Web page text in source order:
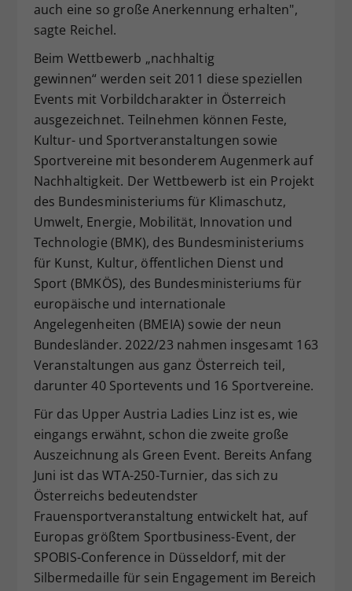
auch eine so große Anerkennung erhalten",
sagte Reichel.
Beim Wettbewerb „nachhaltig
gewinnen“ werden seit 2011 diese speziellen
Events mit Vorbildcharakter in Österreich
ausgezeichnet. Teilnehmen können Feste,
Kultur- und Sportveranstaltungen sowie
Sportvereine mit besonderem Augenmerk auf
Nachhaltigkeit. Der Wettbewerb ist ein Projekt
des Bundesministeriums für Klimaschutz,
Umwelt, Energie, Mobilität, Innovation und
Technologie (BMK), des Bundesministeriums
für Kunst, Kultur, öffentlichen Dienst und
Sport (BMKÖS), des Bundesministeriums für
europäische und internationale
Angelegenheiten (BMEIA) sowie der neun
Bundesländer. 2022/23 nahmen insgesamt 163
Veranstaltungen aus ganz Österreich teil,
darunter 40 Sportevents und 16 Sportvereine.
Für das Upper Austria Ladies Linz ist es, wie
eingangs erwähnt, schon die zweite große
Auszeichnung als Green Event. Bereits Anfang
Juni ist das WTA-250-Turnier, das sich zu
Österreichs bedeutendster
Frauensportveranstaltung entwickelt hat, auf
Europas größtem Sportbusiness-Event, der
SPOBIS-Conference in Düsseldorf, mit der
Silbermedaille für sein Engagement im Bereich